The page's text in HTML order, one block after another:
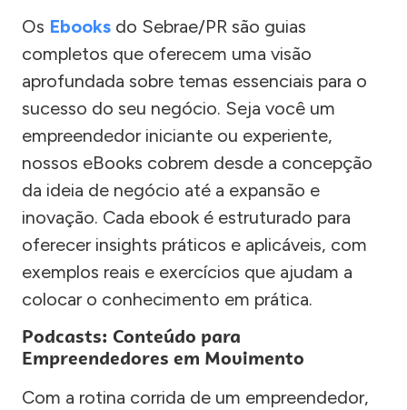
Os Ebooks do Sebrae/PR são guias
completos que oferecem uma visão
aprofundada sobre temas essenciais para o
sucesso do seu negócio. Seja você um
empreendedor iniciante ou experiente,
nossos eBooks cobrem desde a concepção
da ideia de negócio até a expansão e
inovação. Cada ebook é estruturado para
oferecer insights práticos e aplicáveis, com
exemplos reais e exercícios que ajudam a
colocar o conhecimento em prática.
Podcasts: Conteúdo para
Empreendedores em Movimento
Com a rotina corrida de um empreendedor,